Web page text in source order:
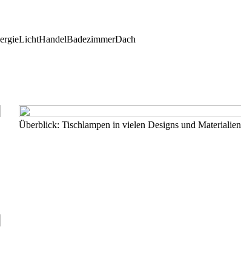
LichtHandelBadezimmerDach
Überblick: Tischlampen in vielen Designs und Materialien